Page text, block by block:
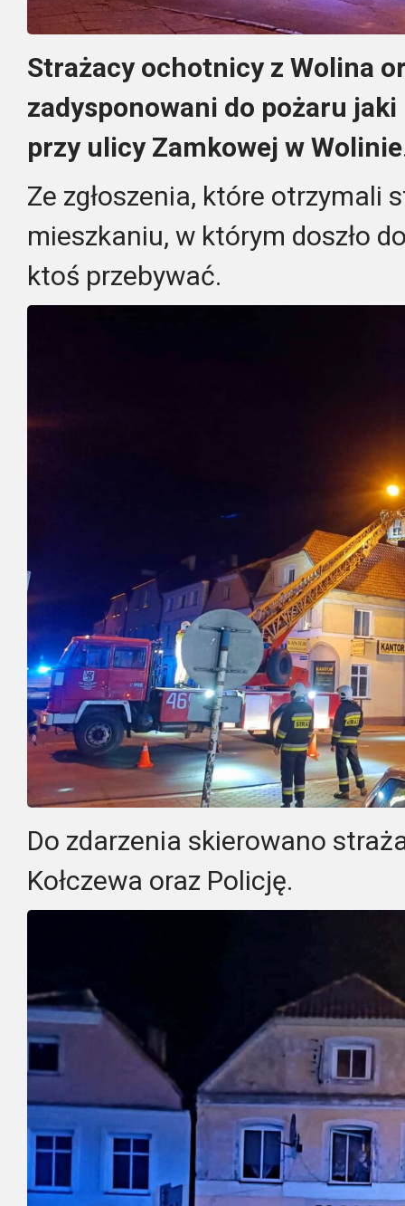
Strażacy ochotnicy z Wolina
zadysponowani do pożaru
przy ulicy Zamkowej w Wolinie
Ze zgłoszenia, które otrzymali
mieszkaniu, w którym doszło
ktoś przebywać.
Do zdarzenia skierowano
Kołczewa oraz Policję.